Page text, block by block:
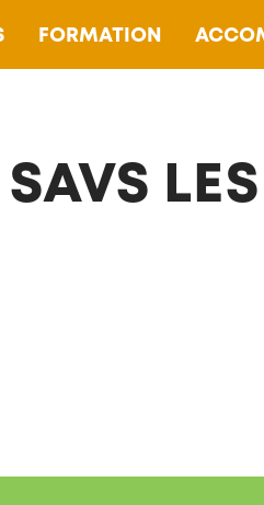
FORMATION
SAVS